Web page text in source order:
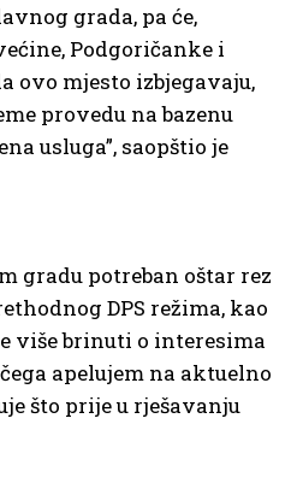
grada, pa će,
Podgoričanke i
ovo mjesto izbjegavaju,
provedu na bazenu
usluga”, saopštio je
gradu potreban oštar rez
DPS režima, kao
više brinuti o interesima
apelujem na aktuelno
što prije u rješavanju